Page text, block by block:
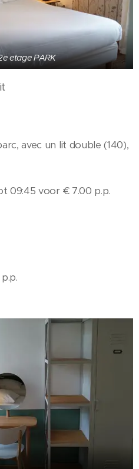
etage PARK
avec un lit double (140),
09:45 voor € 7.00 p.p.